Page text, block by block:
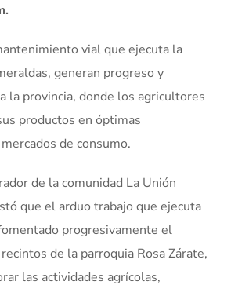
vial que ejecuta la
generan progreso y
la provincia, donde los agricultores
productos en óptimas
de consumo.
de la comunidad La Unión
que el arduo trabajo que ejecuta
progresivamente el
de la parroquia Rosa Zárate,
las actividades agrícolas,